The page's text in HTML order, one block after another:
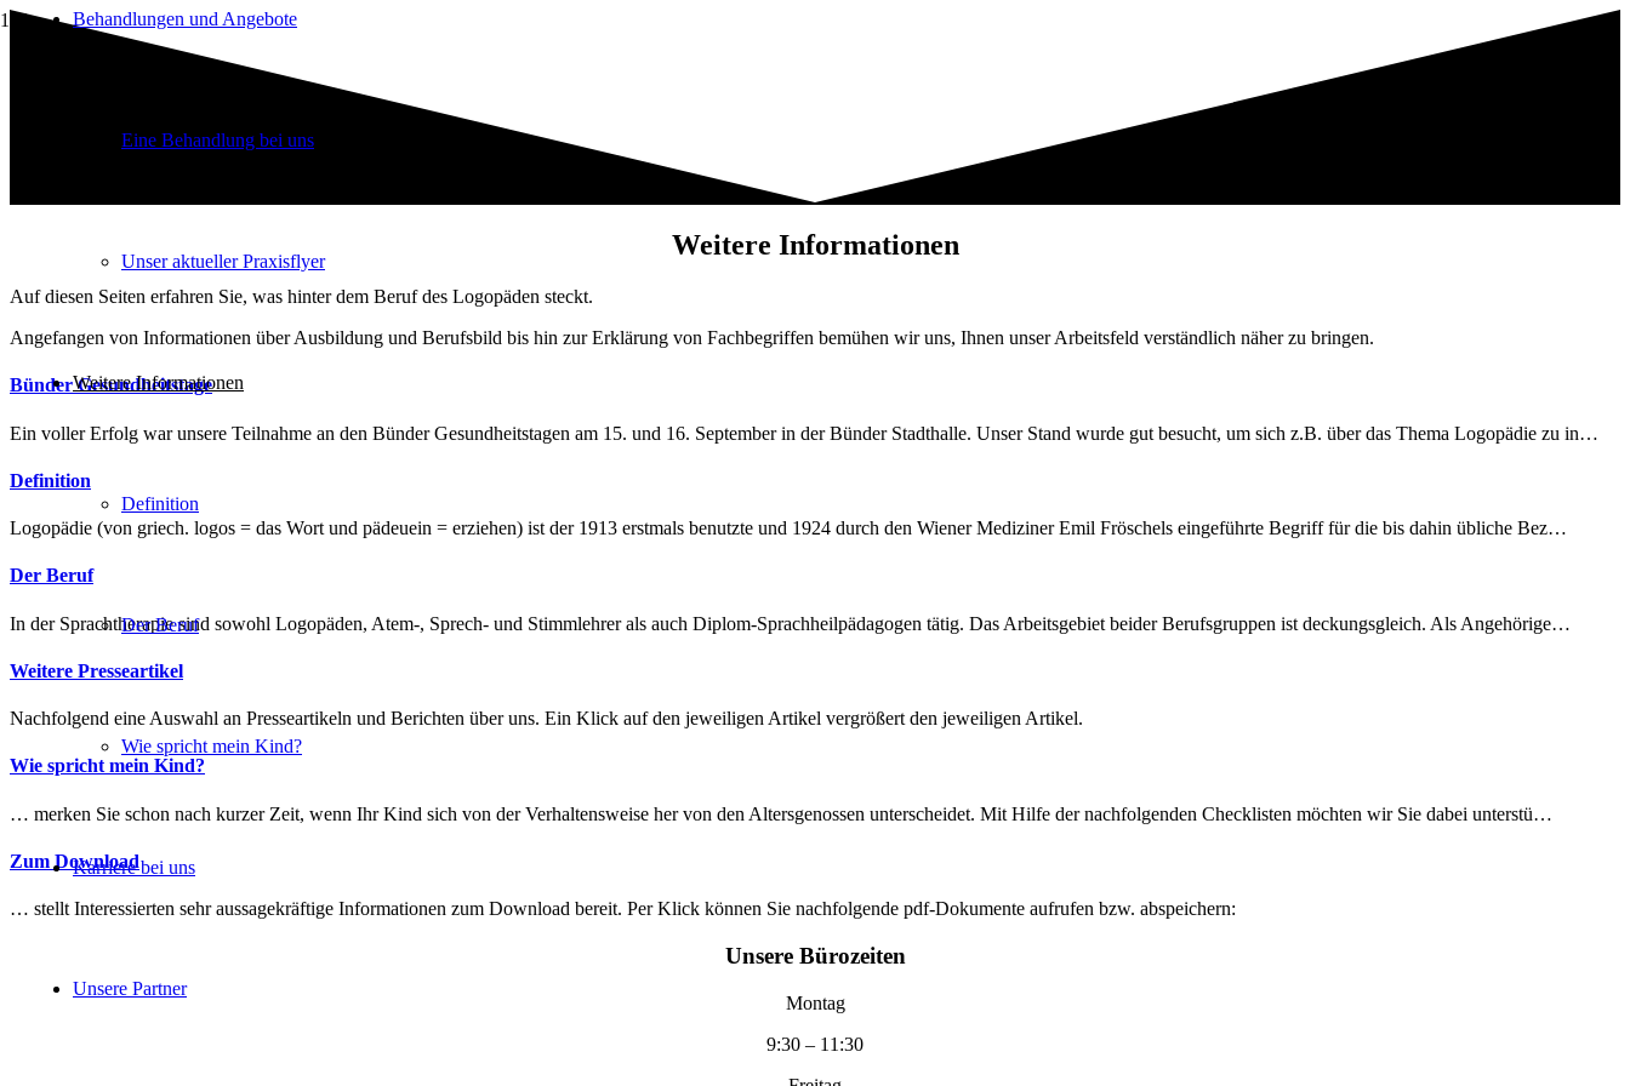
Behandlungen und Angebote
Eine Behandlung bei uns
Unser aktueller Praxisflyer
Weitere Informationen
Definition
Der Beruf
Wie spricht mein Kind?
Karriere bei uns
Unsere Partner
Weitere Informationen
Auf diesen Seiten erfahren Sie, was hinter dem Beruf des Logopäden steckt.
Angefangen von Informationen über Ausbildung und Berufsbild bis hin zur Erklärung von Fachbegriffen bemühen wir uns, Ihnen unser Arbeitsfeld verständlich näher zu bringen.
Bünder Gesundheitstage
Ein voller Erfolg war unsere Teilnahme an den Bünder Gesundheitstagen am 15. und 16. September in der Bünder Stadthalle. Unser Stand wurde gut besucht, um sich z.B. über das Thema Logopädie zu in…
Definition
Logopädie (von griech. logos = das Wort und pädeuein = erziehen) ist der 1913 erstmals benutzte und 1924 durch den Wiener Mediziner Emil Fröschels eingeführte Begriff für die bis dahin übliche Bez…
Der Beruf
In der Sprachtherapie sind sowohl Logopäden, Atem-, Sprech- und Stimmlehrer als auch Diplom-Sprachheilpädagogen tätig. Das Arbeitsgebiet beider Berufsgruppen ist deckungsgleich. Als Angehörige…
Weitere Presseartikel
Nachfolgend eine Auswahl an Presseartikeln und Berichten über uns. Ein Klick auf den jeweiligen Artikel vergrößert den jeweiligen Artikel.
Wie spricht mein Kind?
… merken Sie schon nach kurzer Zeit, wenn Ihr Kind sich von der Verhaltensweise her von den Altersgenossen unterscheidet. Mit Hilfe der nachfolgenden Checklisten möchten wir Sie dabei unterstü…
Zum Download
… stellt Interessierten sehr aussagekräftige Informationen zum Download bereit. Per Klick können Sie nachfolgende pdf-Dokumente aufrufen bzw. abspeichern:
Unsere Bürozeiten
Montag
9:30 – 11:30